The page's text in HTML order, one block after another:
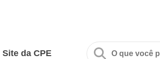
Site da CPE